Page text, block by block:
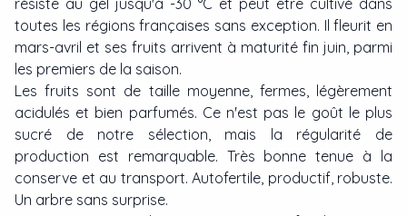
toutes les régions françaises sans exception. Il fleurit en
mars-avril et ses fruits arrivent à maturité fin juin, parmi
les premiers de la saison.
Les fruits sont de taille moyenne, fermes, légèrement
acidulés et bien parfumés. Ce n'est pas le goût le plus
sucré de notre sélection, mais la régularité de
production est remarquable. Très bonne tenue à la
conserve et au transport. Autofertile, productif, robuste.
Un arbre sans surprise.